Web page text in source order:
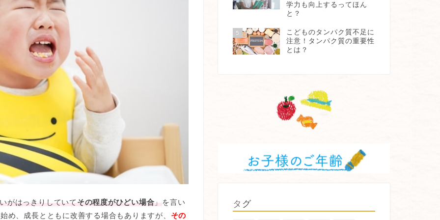
がはっきりしていて その程度がひどい場合 」
を言い
め、成長とともに改善する場合もありますが、 その
学力も向上するってほん
と？
5
こどものタンパク質不足に
注意！タンパク質の重要性
とは？
タグ